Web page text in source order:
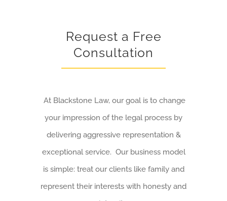
Request a Free
Consultation
At Blackstone Law, our goal is to change
your impression of the legal process by
delivering aggressive representation &
exceptional service. Our business model
is simple: treat our clients like family and
represent their interests with honesty and